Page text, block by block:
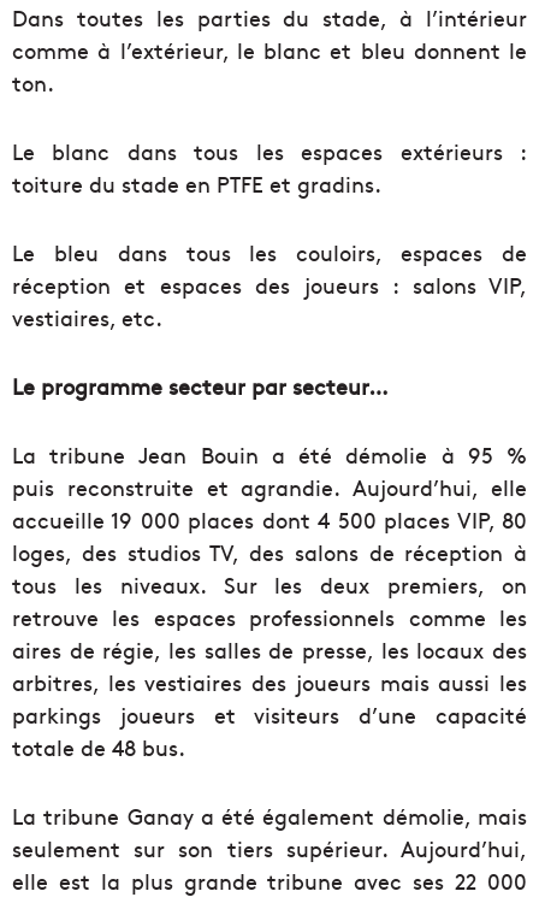
Dans toutes les parties du stade, à l’intérieur
comme à l’extérieur, le blanc et bleu donnent le
ton.
Le blanc dans tous les espaces extérieurs :
toiture du stade en PTFE et gradins.
Le bleu dans tous les couloirs, espaces de
réception et espaces des joueurs : salons VIP,
vestiaires, etc.
Le programme secteur par secteur…
La tribune Jean Bouin a été démolie à 95 %
puis reconstruite et agrandie. Aujourd’hui, elle
accueille 19 000 places dont 4 500 places VIP, 80
loges, des studios TV, des salons de réception à
tous les niveaux. Sur les deux premiers, on
retrouve les espaces professionnels comme les
aires de régie, les salles de presse, les locaux des
arbitres, les vestiaires des joueurs mais aussi les
parkings joueurs et visiteurs d’une capacité
totale de 48 bus.
La tribune Ganay a été également démolie, mais
seulement sur son tiers supérieur. Aujourd’hui,
elle est la plus grande tribune avec ses 22 000